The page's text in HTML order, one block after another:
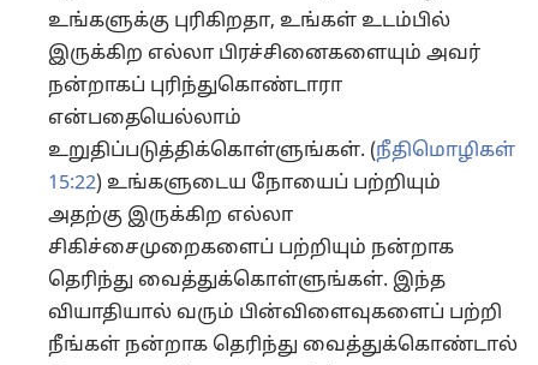
உங்களுக்கு புரிகிறதா, உங்கள் உடம்பில்
இருக்கிற எல்லா பிரச்சினைகளையும் அவர்
நன்றாகப் புரிந்துகொண்டாரா
என்பதையெல்லாம்
உறுதிப்படுத்திக்கொள்ளுங்கள். (நீதிமொழிகள்
15:22) உங்களுடைய நோயைப் பற்றியும்
அதற்கு இருக்கிற எல்லா
சிகிச்சைமுறைகளைப் பற்றியும் நன்றாக
தெரிந்து வைத்துக்கொள்ளுங்கள். இந்த
வியாதியால் வரும் பின்விளைவுகளைப் பற்றி
நீங்கள் நன்றாக தெரிந்து வைத்துக்கொண்டால்